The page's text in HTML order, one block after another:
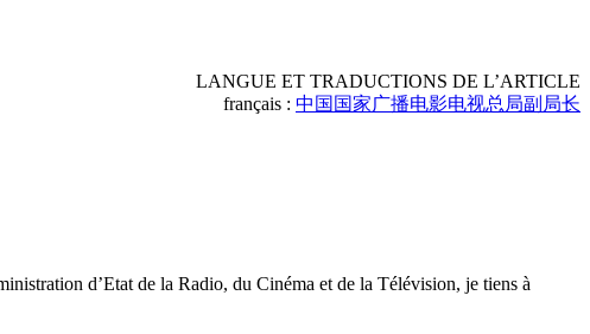
LANGUE ET TRADUCTIONS DE L’ARTICLE
français : 中国国家广播电影电视总局副局长
d’Etat de la Radio, du Cinéma et de la Télévision, je tiens à